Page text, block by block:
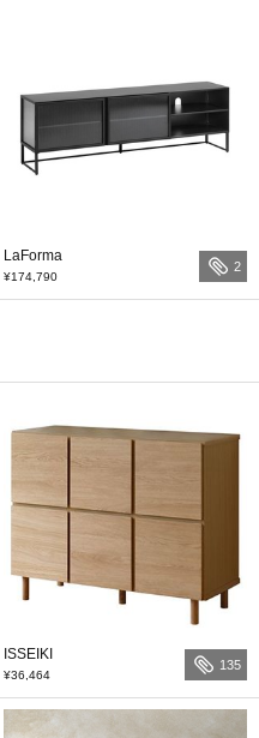
LaForma
¥174,790
2
ISSEIKI
¥36,464
135